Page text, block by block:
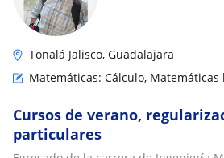
Tonalá Jalisco, Guadalajara
Matemáticas: Cálculo, Matemáticas
Cursos de verano,
particulares